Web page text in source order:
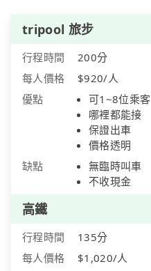
tripool 旅步
行程時間
200分
每人價格
$920/人
優點
可1~8位乘客
哪裡都能接
保證出車
價格透明
缺點
無臨時叫車
不收現金
高鐵
行程時間
135分
每人價格
$1,020/人